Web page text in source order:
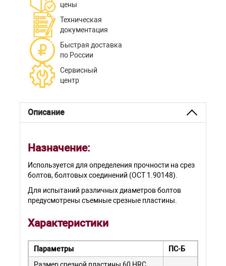
цены
Техническая
документация
Быстрая доставка
по России
Сервисный
центр
Описание
Назначение:
Используется для определения прочности на срез
болтов, болтовых соединений (ОСТ 1.90148).
Для испытаний различных диаметров болтов
предусмотрены съемные срезные пластины.
Характеристики
Параметры
ПС-Б